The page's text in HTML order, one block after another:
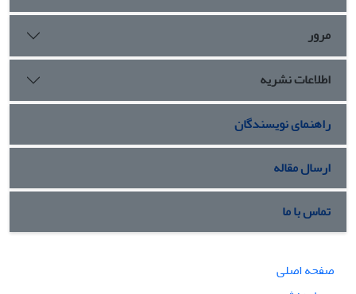
مرور
اطلاعات نشریه
راهنمای نویسندگان
ارسال مقاله
تماس با ما
صفحه اصلی